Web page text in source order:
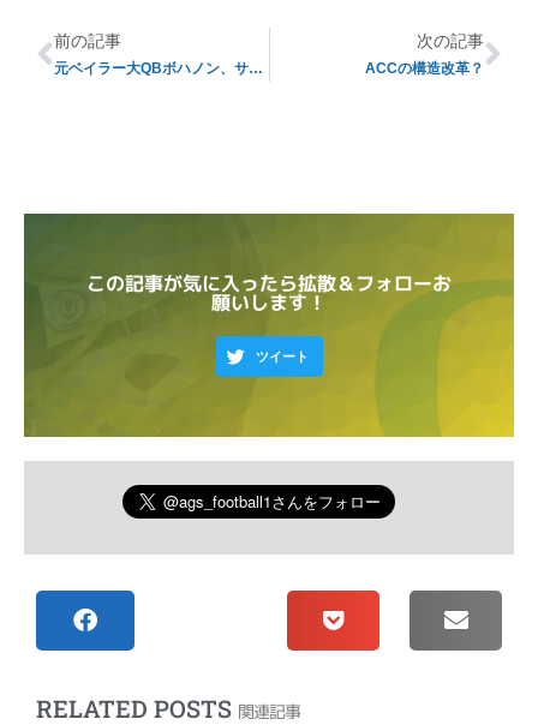
前の記事
元ベイラー大QBボハノン、サウスフロリダ大へ転校
次の記事
ACCの構造改革？
この記事が気に入ったら拡散＆フォローお
願いします！
ツイート
RELATED POSTS 関連記事